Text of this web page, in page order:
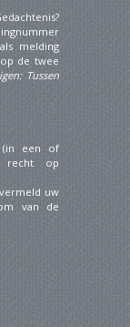
melding
op de twee
Tussen
(in een of
recht op
uw
van de